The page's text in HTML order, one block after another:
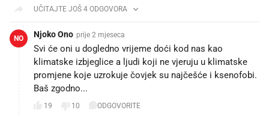
UČITAJTE JOŠ 4 ODGOVORA
NO Njoko Ono prije 2 mjeseca
Svi će oni u dogledno vrijeme doći kod nas kao
klimatske izbjeglice a ljudi koji ne vjeruju u klimatske
promjene koje uzrokuje čovjek su najčešće i ksenofobi.
Baš zgodno...
19 10 ODGOVORITE